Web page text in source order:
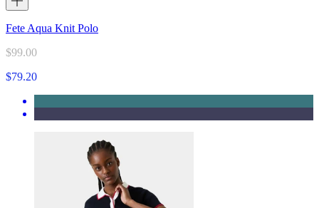
Fete Aqua Knit Polo
$99.00
$79.20